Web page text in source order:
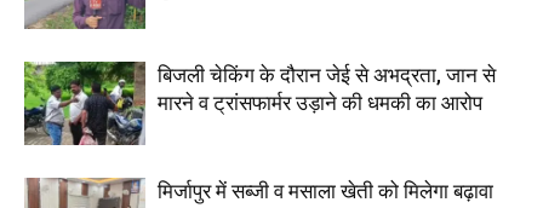
बिजली चेकिंग के दौरान जेई से अभद्रता, जान से
मारने व ट्रांसफार्मर उड़ाने की धमकी का आरोप
मिर्जापुर में सब्जी व मसाला खेती को मिलेगा बढ़ावा